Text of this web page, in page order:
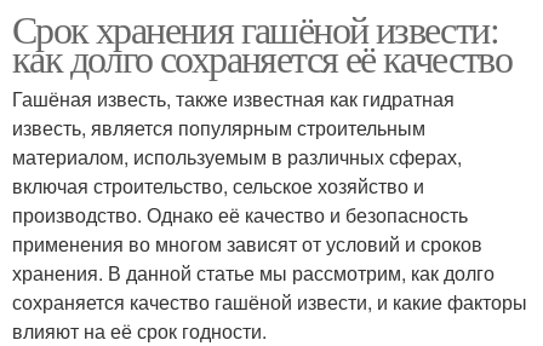
Срок хранения гашёной извести:
как долго сохраняется её качество
Гашёная известь, также известная как гидратная
известь, является популярным строительным
материалом, используемым в различных сферах,
включая строительство, сельское хозяйство и
производство. Однако её качество и безопасность
применения во многом зависят от условий и сроков
хранения. В данной статье мы рассмотрим, как долго
сохраняется качество гашёной извести, и какие факторы
влияют на её срок годности.